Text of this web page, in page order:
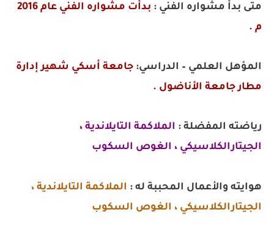
متى بدأ مشواره الفني :
بدأت مشواره الفني عام 2016
م .
المؤهل العلمي – الدراسي: جامعة أسكي شهير إدارة
مطار جامعة الأناضول .
رياضته المفضلة : الملاكمة التايلاندية ،
الجيتارالكلاسيكي ، الغوص السكوب
هوايته والأعمال المحببة له : الملاكمة التايلاندية ،
الجيتارالكلاسيكي ، الغوص السكوب